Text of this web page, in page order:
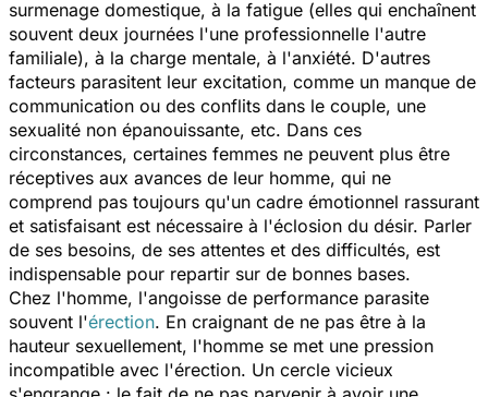
surmenage domestique, à la fatigue (elles qui enchaînent
souvent deux journées l'une professionnelle l'autre
familiale), à la charge mentale, à l'anxiété. D'autres
facteurs parasitent leur excitation, comme un manque de
communication ou des conflits dans le couple, une
sexualité non épanouissante, etc. Dans ces
circonstances, certaines femmes ne peuvent plus être
réceptives aux avances de leur homme, qui ne
comprend pas toujours qu'un cadre émotionnel rassurant
et satisfaisant est nécessaire à l'éclosion du désir. Parler
de ses besoins, de ses attentes et des difficultés, est
indispensable pour repartir sur de bonnes bases.
Chez l'homme, l'angoisse de performance parasite
souvent l'érection. En craignant de ne pas être à la
hauteur sexuellement, l'homme se met une pression
incompatible avec l'érection. Un cercle vicieux